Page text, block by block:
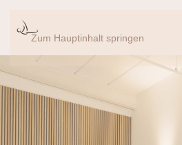
Zum Hauptinhalt springen